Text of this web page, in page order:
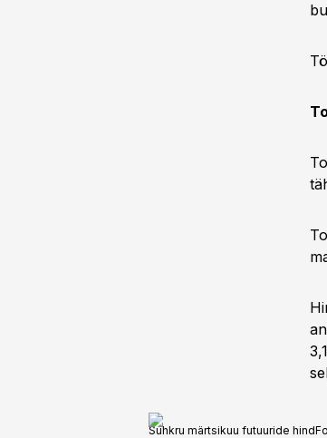
Suhkru märtsikuu futuuride hind